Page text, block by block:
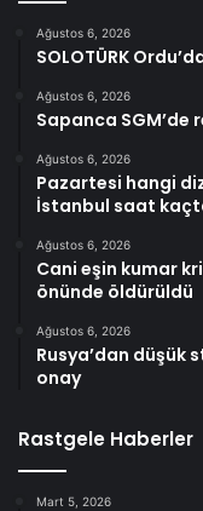
Ağustos 6, 2026
SOLOTÜRK
Ağustos 6, 2026
Sapanca SGM’de
Ağustos 6, 2026
Pazartesi hangi
İstanbul saat
Ağustos 6, 2026
Cani eşin kumar
önünde öldürüldü
Ağustos 6, 2026
Rusya’dan düşük
onay
Rastgele Haberler
Mart 5, 2026